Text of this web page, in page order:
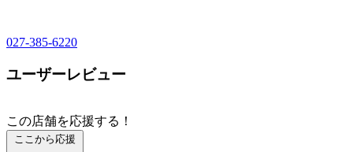
027-385-6220
ユーザーレビュー
この店舗を応援する！
ここから応援